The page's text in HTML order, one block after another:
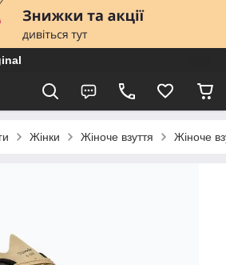
Жінки Жіноче взуття Жіноче